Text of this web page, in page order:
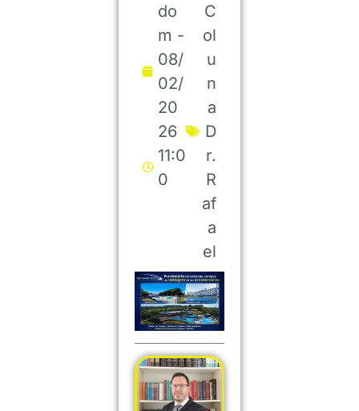
do
m -
08/
02/
20
26
11:0
0
C
ol
u
n
a
D
r.
R
af
a
el